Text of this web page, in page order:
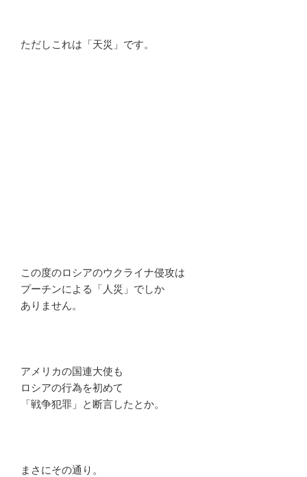
ただしこれは「天災」です。
この度のロシアのウクライナ侵攻は
プーチンによる「人災」でしか
ありません。
アメリカの国連大使も
ロシアの行為を初めて
「戦争犯罪」と断言したとか。
まさにその通り。